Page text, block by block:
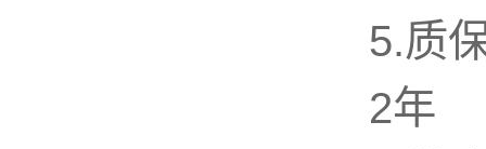
5.质
2年